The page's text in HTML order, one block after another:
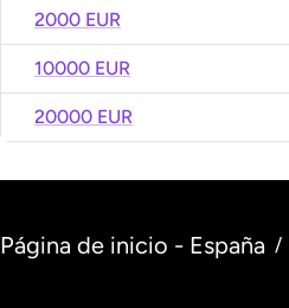
2000 EUR
10000 EUR
20000 EUR
Página de inicio - España /